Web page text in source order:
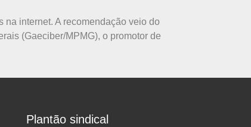
na internet. A recomendação veio do
(Gaeciber/MPMG), o promotor de
Plantão sindical